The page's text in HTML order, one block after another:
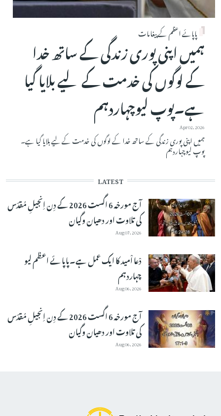
پاپائے اعظم کے پیغامات
ہمیں اپنی پوری زندگی کے ساتھ خدا
کے لوگوں کی خدمت کے لیے بلایا گیا
ہے۔پوپ لیوچہاردہم
Apr 02, 2026
ہمیں اپنی پوری زندگی کے ساتھ خدا کے لوگوں کی خدمت کے لیے بلایا گیا ہے۔
پوپ لیوچہاردہم
LATEST
آج مورخہ 6 اگست 2026 کے دِن اِنجیلِ مُقدّس
کی تلاوت اور دھیان وگیان
Aug 07, 2026
دْعا اْمید کا ایک عمل ہے۔پاپائے اعظم لیو
چہاردہم
Aug 06, 2026
آج مورخہ 6 اگست 2026 کے دِن اِنجیلِ مُقدّس
کی تلاوت اور دھیان وگیان
Aug 06, 2026